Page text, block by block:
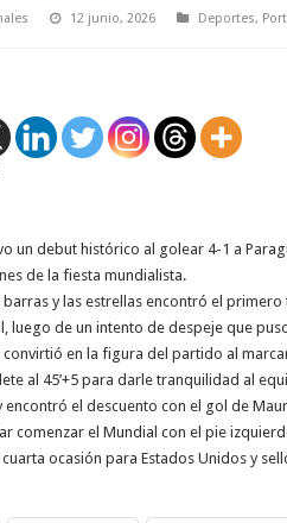
12 junio, 2026 Deportes,
un debut histórico al golear 4-1 a
de la fiesta mundialista.
barras y las estrellas encontró el
luego de un intento de despeje que
convirtió en la figura del partido al
al 45’+5 para darle tranquilidad al
encontró el descuento con el gol de
comenzar el Mundial con el pie
ocasión para Estados Unidos y